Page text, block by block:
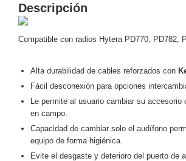
y
Tipo
/ DVI /
IP y NVRs
Ambientes
Salinos
(Anticorrosión) Antiexplosión
Descripción
Compatible con radios Hytera PD770, PD782,
Alta durabilidad de cables reforzados con
Fácil desconexión para opciones
Le permite al usuario cambiar su accesorio
en campo.
Capacidad de cambiar solo el audífono
equipo de forma higiénica.
Evite el desgaste y deterioro del puerto de